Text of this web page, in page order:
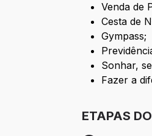
Venda de
Cesta de
Gympass;
Sonhar,
Fazer a
ETAPAS